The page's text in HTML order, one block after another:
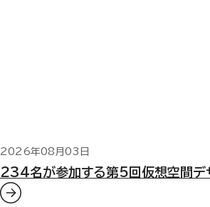
2026年08月03日
234名が参加する第5回仮想空間デ